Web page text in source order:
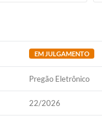
EM JULGAMENTO
Pregão Eletrônico
22/2026